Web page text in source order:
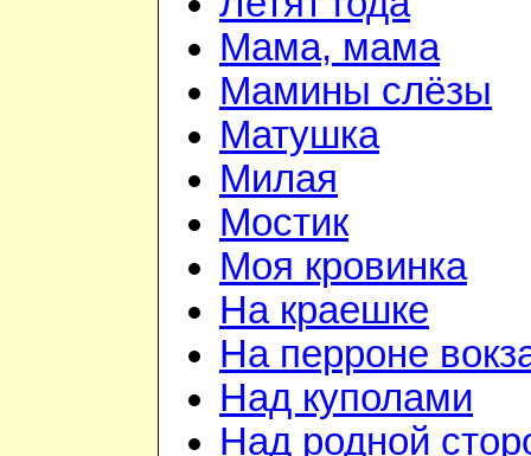
Мама, мама
Мамины слёзы
Матушка
Милая
Мостик
Моя кровинка
На краешке
На перроне
Над куполами
Над родной